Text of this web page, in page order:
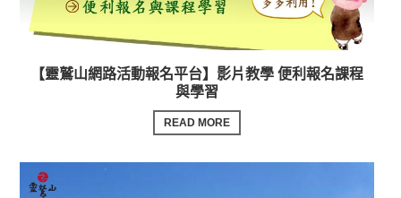
【靈鷲山網路活動報名平台】影片教學 便利報名課程
與學習
READ MORE